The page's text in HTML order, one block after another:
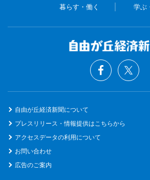
暮らす・働く 学ぶ
自由が丘経済新聞について
プレスリリース・情報提供はこちらから
アクセスデータの利用について
お問い合わせ
広告のご案内